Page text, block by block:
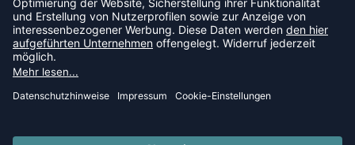
NEWSLETTER
FOLLOW US